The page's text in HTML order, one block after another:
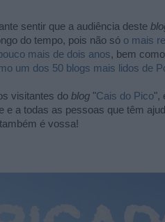
sentir que a audiência deste
do tempo, pois não só o mais
mais de dois anos, bem
um dos 50 blogs mais lidos de
visitantes do blog "Cais do Pico",
e a todas as pessoas que têm
é vossa!